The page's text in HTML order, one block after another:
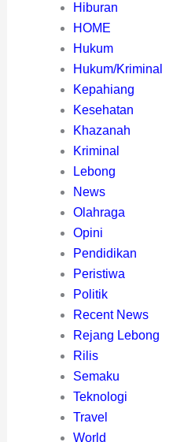
Hiburan
HOME
Hukum
Hukum/Kriminal
Kepahiang
Kesehatan
Khazanah
Kriminal
Lebong
News
Olahraga
Opini
Pendidikan
Peristiwa
Politik
Recent News
Rejang Lebong
Rilis
Semaku
Teknologi
Travel
World